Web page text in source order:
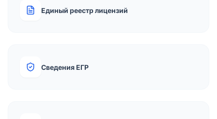
Единый реестр лицензий
Сведения ЕГР